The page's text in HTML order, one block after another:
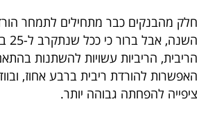
אדום
פרסמו
באייס
חלק מהבנקים כבר מתחילים לתמחר
הריבית, הריביות עשויות להשתנות
האפשרות להורדת ריבית ברבע אחוז,
ציפייה להפחתה גבוהה יותר.